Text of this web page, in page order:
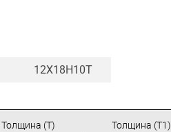
12Х18Н10Т
Толщина (T)
Толщина (T1)